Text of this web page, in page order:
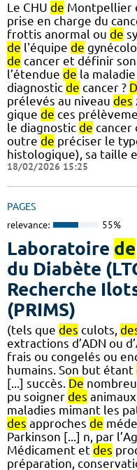
Le CHU de Montpellier
prise en charge du
frottis anormal ou de
de l'équipe de
de cancer et définir
l’étendue de la
diagnostic de cancer ?
prélevés au niveau des
gique de ces
le diagnostic de cancer
outre de préciser le
histologique), sa taille
18/02/2026 15:25
PAGES
relevance: 55%
Laboratoire de
du Diabète
Recherche
(PRIMS)
(tels que des culots,
extractions d’ADN ou
frais ou congelés ou
humains. Son but étant
[...] succès. De
pu soigner des animaux
maladies mimant les
des approches de
Parkinson [...] n, par
Médicament et des
préparation,